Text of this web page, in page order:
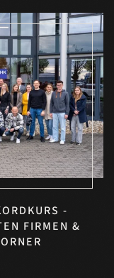
-
FIRMEN &